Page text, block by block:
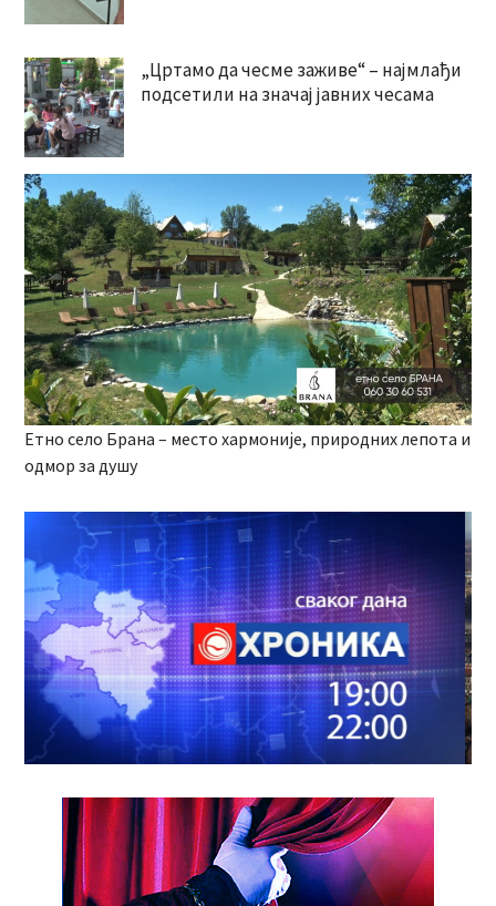
„Цртамо да чесме заживе“ – најмлађи
подсетили на значај јавних чесама
Етно село Брана – место хармоније, природних лепота и
одмор за душу